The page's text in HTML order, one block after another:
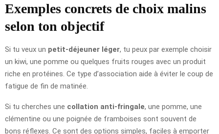
Exemples concrets de choix malins
selon ton objectif
Si tu veux un petit-déjeuner léger, tu peux par exemple choisir
un kiwi, une pomme ou quelques fruits rouges avec un produit
riche en protéines. Ce type d’association aide à éviter le coup de
fatigue de fin de matinée.
Si tu cherches une collation anti-fringale, une pomme, une
clémentine ou une poignée de framboises sont souvent de
bons réflexes. Ce sont des options simples, faciles à emporter